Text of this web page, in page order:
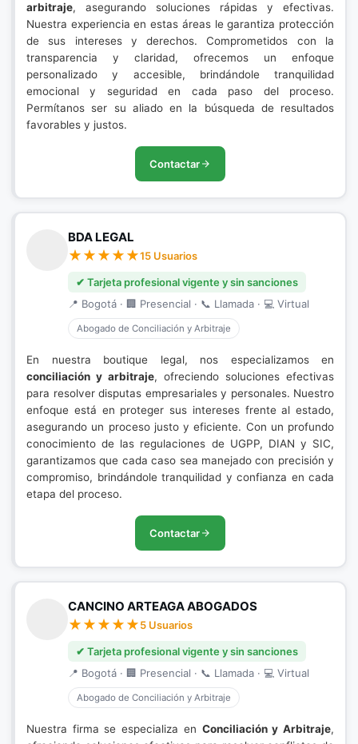
arbitraje, asegurando soluciones rápidas y efectivas.
Nuestra experiencia en estas áreas le garantiza protección
de sus intereses y derechos. Comprometidos con la
transparencia y claridad, ofrecemos un enfoque
personalizado y accesible, brindándole tranquilidad
emocional y seguridad en cada paso del proceso.
Permítanos ser su aliado en la búsqueda de resultados
favorables y justos.
Contactar
BDA LEGAL
15 Usuarios
✔ Tarjeta profesional vigente y sin sanciones
📍 Bogotá · 🏢 Presencial · 📞 Llamada · 💻 Virtual
Abogado de Conciliación y Arbitraje
En nuestra boutique legal, nos especializamos en
conciliación y arbitraje, ofreciendo soluciones efectivas
para resolver disputas empresariales y personales. Nuestro
enfoque está en proteger sus intereses frente al estado,
asegurando un proceso justo y eficiente. Con un profundo
conocimiento de las regulaciones de UGPP, DIAN y SIC,
garantizamos que cada caso sea manejado con precisión y
compromiso, brindándole tranquilidad y confianza en cada
etapa del proceso.
Contactar
CANCINO ARTEAGA ABOGADOS
5 Usuarios
✔ Tarjeta profesional vigente y sin sanciones
📍 Bogotá · 🏢 Presencial · 📞 Llamada · 💻 Virtual
Abogado de Conciliación y Arbitraje
Nuestra firma se especializa en Conciliación y Arbitraje,